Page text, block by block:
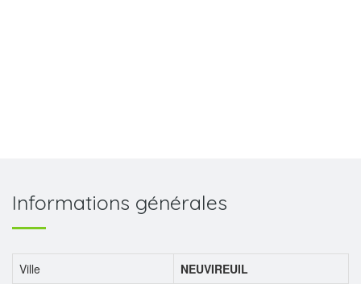
Informations générales
Ville
NEUVIREUIL